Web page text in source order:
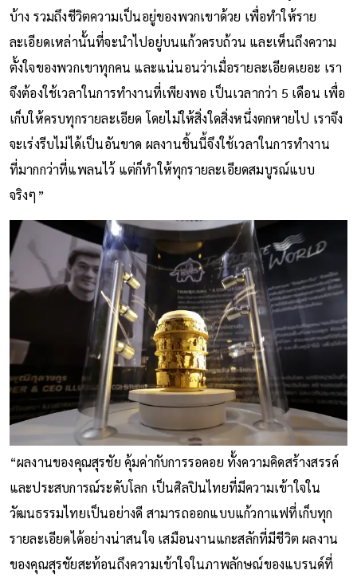
บ้าง รวมถึงชีวิตความเป็นอยู่ของพวกเขาด้วย เพื่อทำให้ราย
ละเอียดเหล่านั้นที่จะนำไปอยู่บนแก้วครบถ้วน และเห็นถึงความ
ตั้งใจของพวกเขาทุกคน และแน่นอนว่าเมื่อรายละเอียดเยอะ เรา
จึงต้องใช้เวลาในการทำงานที่เพียงพอ เป็นเวลากว่า 5 เดือน เพื่อ
เก็บให้ครบทุกรายละเอียด โดยไม่ให้สิ่งใดสิ่งหนึ่งตกหายไป เราจึง
จะเร่งรีบไม่ได้เป็นอันขาด ผลงานชิ้นนี้จึงใช้เวลาในการทำงาน
ที่มากกว่าที่แพลนไว้ แต่ก็ทำให้ทุกรายละเอียดสมบูรณ์แบบ
จริงๆ”
“ผลงานของคุณสุรชัย คุ้มค่ากับการรอคอย ทั้งความคิดสร้างสรรค์
และประสบการณ์ระดับโลก เป็นศิลปินไทยที่มีความเข้าใจใน
วัฒนธรรมไทยเป็นอย่างดี สามารถออกแบบแก้วกาแฟที่เก็บทุก
รายละเอียดได้อย่างน่าสนใจ เสมือนงานแกะสลักที่มีชีวิต ผลงาน
ของคุณสุรชัยสะท้อนถึงความเข้าใจในภาพลักษณ์ของแบรนด์ที่